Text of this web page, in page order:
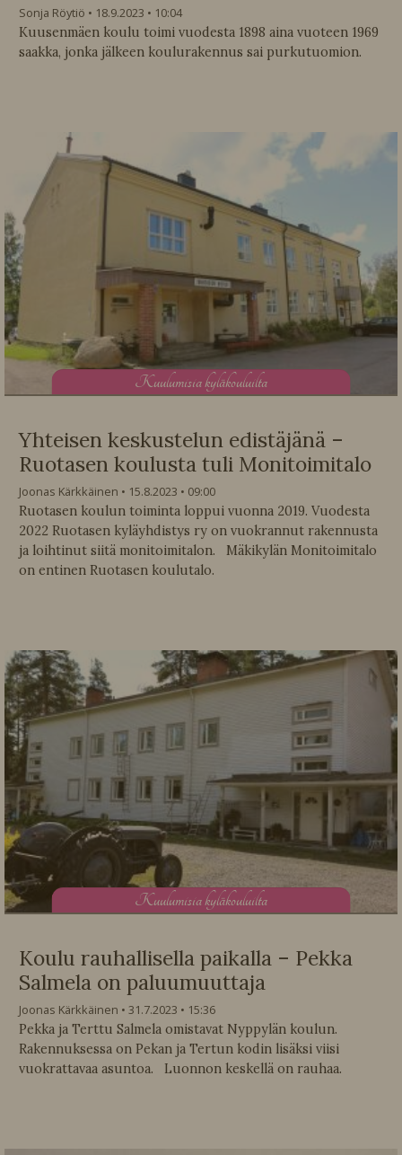
Sonja Röytiö 18.9.2023
10:04
Kuusenmäen koulu toimi vuodesta 1898 aina vuoteen 1969
saakka, jonka jälkeen koulurakennus sai purkutuomion.
Kuulumisia kyläkouluilta
Yhteisen keskustelun edistäjänä –
Ruotasen koulusta tuli Monitoimitalo
Joonas Kärkkäinen 15.8.2023
09:00
Ruotasen koulun toiminta loppui vuonna 2019. Vuodesta
2022 Ruotasen kyläyhdistys ry on vuokrannut rakennusta
ja loihtinut siitä monitoimitalon. Mäkikylän Monitoimitalo
on entinen Ruotasen koulutalo.
Kuulumisia kyläkouluilta
Koulu rauhallisella paikalla – Pekka
Salmela on paluumuuttaja
Joonas Kärkkäinen 31.7.2023
15:36
Pekka ja Terttu Salmela omistavat Nyppylän koulun.
Rakennuksessa on Pekan ja Tertun kodin lisäksi viisi
vuokrattavaa asuntoa. Luonnon keskellä on rauhaa.